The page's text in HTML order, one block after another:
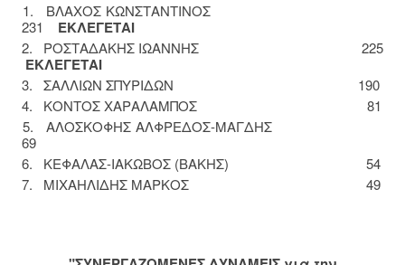
1. ΒΛΑΧΟΣ ΚΩΝΣΤΑΝΤΙΝΟΣ
231 ΕΚΛΕΓΕΤΑΙ
2. ΡΟΣΤΑΔΑΚΗΣ ΙΩΑΝΝΗΣ 225
ΕΚΛΕΓΕΤΑΙ
3. ΣΑΛΛΙΩΝ ΣΠΥΡΙΔΩΝ 190
4. ΚΟΝΤΟΣ ΧΑΡΑΛΑΜΠΟΣ 81
5. ΑΛΟΣΚΟΦΗΣ ΑΛΦΡΕΔΟΣ-ΜΑΓΔΗΣ
69
6. ΚΕΦΑΛΑΣ-ΙΑΚΩΒΟΣ (ΒΑΚΗΣ) 54
7. ΜΙΧΑΗΛΙΔΗΣ ΜΑΡΚΟΣ 49